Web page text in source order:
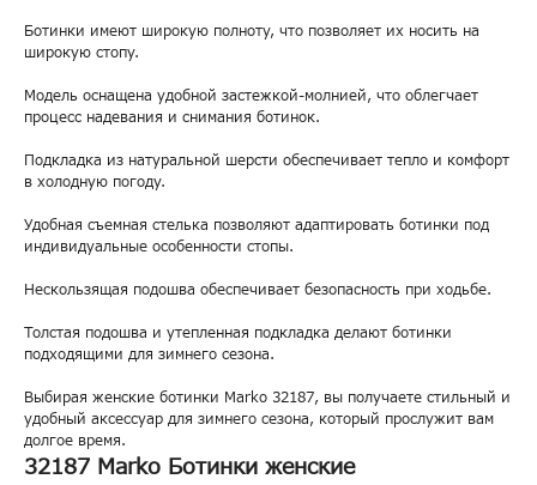
Ботинки имеют широкую полноту, что позволяет их носить на
широкую стопу.
Модель оснащена удобной застежкой-молнией, что облегчает
процесс надевания и снимания ботинок.
Подкладка из натуральной шерсти обеспечивает тепло и комфорт
в холодную погоду.
Удобная съемная стелька позволяют адаптировать ботинки под
индивидуальные особенности стопы.
Нескользящая подошва обеспечивает безопасность при ходьбе.
Толстая подошва и утепленная подкладка делают ботинки
подходящими для зимнего сезона.
Выбирая женские ботинки Marko 32187, вы получаете стильный и
удобный аксессуар для зимнего сезона, который прослужит вам
долгое время.
32187 Marko Ботинки женские